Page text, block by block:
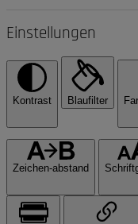
Einstellungen
Kontrast Blaufilter
Zeichen-abstand